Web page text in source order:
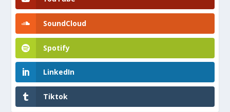
SoundCloud
Spotify
LinkedIn
Tiktok